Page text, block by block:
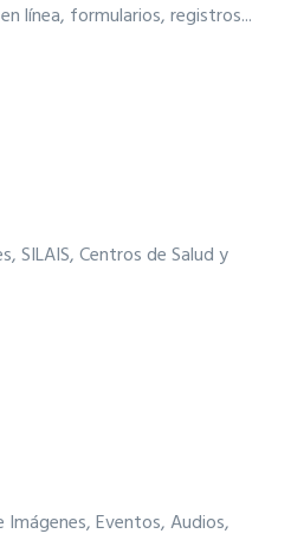
línea, formularios, registros...
SILAIS, Centros de Salud y
Eventos, Audios,